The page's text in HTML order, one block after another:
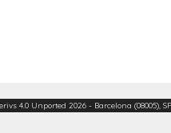
4.0 Unported 2026 - Barcelona (08005),